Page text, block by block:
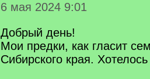
6 мая 2024 9:01
Добрый день!
Мои предки, как гласит
Сибирского края.